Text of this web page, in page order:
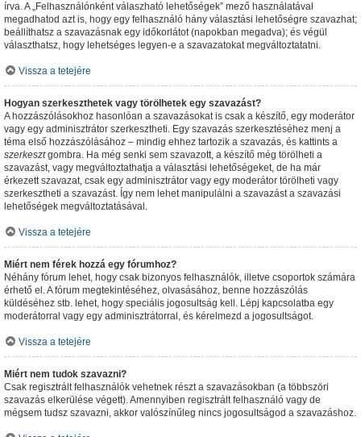
írva. A „Felhasználónként válaszható lehetőségek” mező használatával
megadhatod azt is, hogy egy felhasználó hány választási lehetőségre szavazhat;
beállíthatsz a szavazásnak egy időkorlátot (napokban megadva); és végül
választhatsz, hogy lehetséges legyen-e a szavazatokat megváltoztatatni.
Vissza a tetejére
Hogyan szerkeszthetek vagy törölhetek egy szavazást?
A hozzászólásokhoz hasonlóan a szavazásokat is csak a készítő, egy moderátor
vagy egy adminisztrátor szerkesztheti. Egy szavazás szerkesztéséhez menj a
téma első hozzászólásához – mindig ehhez tartozik a szavazás, és kattints a
szerkesztgombra. Ha még senki sem szavazott, a készítő még törölheti a
szavazást, vagy megváltoztathatja a választási lehetőségeket, de ha már
érkezett szavazat, csak egy adminisztrátor vagy egy moderátor törölheti vagy
szerkesztheti a szavazást. Így nem lehet manipulálni a szavazást a szavazási
lehetőségek megváltoztatásával.
Vissza a tetejére
Miért nem férek hozzá egy fórumhoz?
Néhány fórum lehet, hogy csak bizonyos felhasználók, illetve csoportok számára
érhető el. A fórum megtekintéséhez, olvasásához, benne hozzászólás
küldéséhez stb. lehet, hogy speciális jogosultság kell. Lépj kapcsolatba egy
moderátorral vagy egy adminisztrátorral, és kérelmezd a jogosultságot.
Vissza a tetejére
Miért nem tudok szavazni?
Csak regisztrált felhasználók vehetnek részt a szavazásokban (a többszöri
szavazás elkerülése végett). Amennyiben regisztrált felhasználó vagy de
mégsem tudsz szavazni, akkor valószínűleg nincs jogosultságod a szavazáshoz.